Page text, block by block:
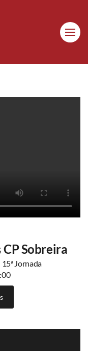
CP Sobreira
Jornada